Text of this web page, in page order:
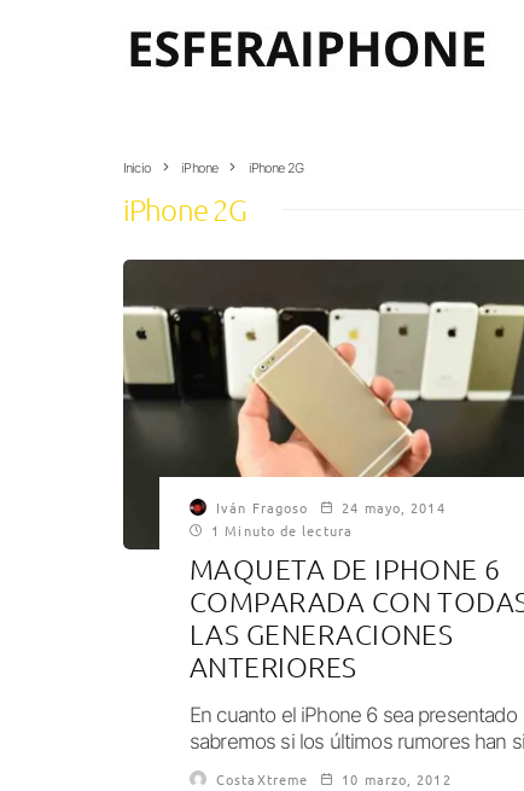
Inicio iPhone iPhone 2G
iPhone 2G
Iván Fragoso
24 mayo, 2014
1 Minuto de lectura
MAQUETA DE IPHONE 6
COMPARADA CON
LAS GENERACIONES
ANTERIORES
En cuanto el iPhone 6 sea presentado
sabremos si los últimos rumores han
falsos o bien ha resultado uno...
CostaXtreme
10 marzo, 2012